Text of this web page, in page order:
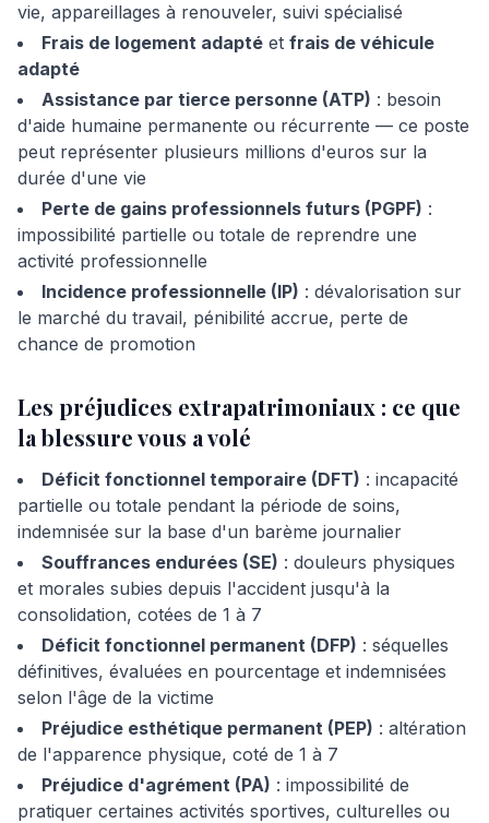
vie, appareillages à renouveler, suivi spécialisé
Frais de logement adapté et frais de véhicule
adapté
Assistance par tierce personne (ATP) : besoin
d'aide humaine permanente ou récurrente — ce poste
peut représenter plusieurs millions d'euros sur la
durée d'une vie
Perte de gains professionnels futurs (PGPF) :
impossibilité partielle ou totale de reprendre une
activité professionnelle
Incidence professionnelle (IP) : dévalorisation sur
le marché du travail, pénibilité accrue, perte de
chance de promotion
Les préjudices extrapatrimoniaux : ce que
la blessure vous a volé
Déficit fonctionnel temporaire (DFT) : incapacité
partielle ou totale pendant la période de soins,
indemnisée sur la base d'un barème journalier
Souffrances endurées (SE) : douleurs physiques
et morales subies depuis l'accident jusqu'à la
consolidation, cotées de 1 à 7
Déficit fonctionnel permanent (DFP) : séquelles
définitives, évaluées en pourcentage et indemnisées
selon l'âge de la victime
Préjudice esthétique permanent (PEP) : altération
de l'apparence physique, coté de 1 à 7
Préjudice d'agrément (PA) : impossibilité de
pratiquer certaines activités sportives, culturelles ou